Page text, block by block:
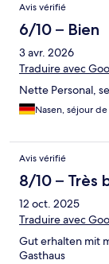
Avis vérifié
6/10 – Bien
3 avr. 2026
Traduire avec
Nette Personal,
Nasen, séjour de
Avis vérifié
8/10 – Très
12 oct. 2025
Traduire avec
Gut erhalten mit
Gasthaus